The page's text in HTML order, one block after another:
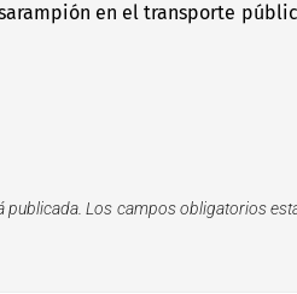
en el transporte
publicada. Los campos obligatorios